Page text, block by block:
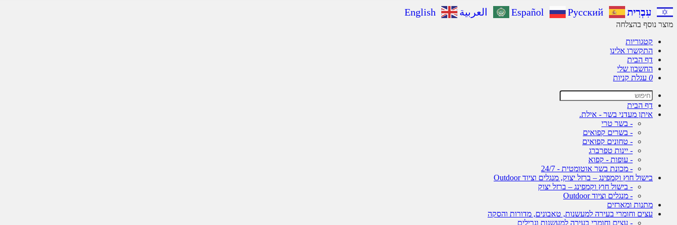
עִבְרִית Español Русский العربية English
מוצר נוסף בהצלחה
קטגוריות
התקשרו אלינו
דף הבית
החשבון שלי
0 עגלת קניות
דף הבית
איתן מעדני בשר - אילת.
- בשר טרי
- בשרים קפואים
- טחונים קפואים
- יינות טפרברג
- עופות - קפוא
- מכונת בשר אוטומטית - 24/7
בישול חוץ וקמפינג – ברזל יצוק, מנגלים וציוד Outdoor
- בישול חוץ וקמפינג – ברזל יצוק
- מנגלים וציוד Outdoor
מתנות ומארזים
עצים וחומרי בעירה למעשנות, טאבונים, מדורות והסקה
- עצים וחומרי בעירה למעשנות וגרילים